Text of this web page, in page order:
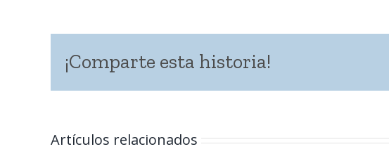
¡Comparte esta historia!
Artículos relacionados